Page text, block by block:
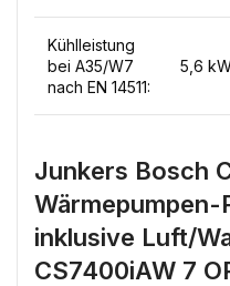
Kühlleistung
bei A35/W7
nach EN 14511:
5,6
Junkers Bosch
Wärmepumpen-
inklusive Luft/
CS7400iAW 7